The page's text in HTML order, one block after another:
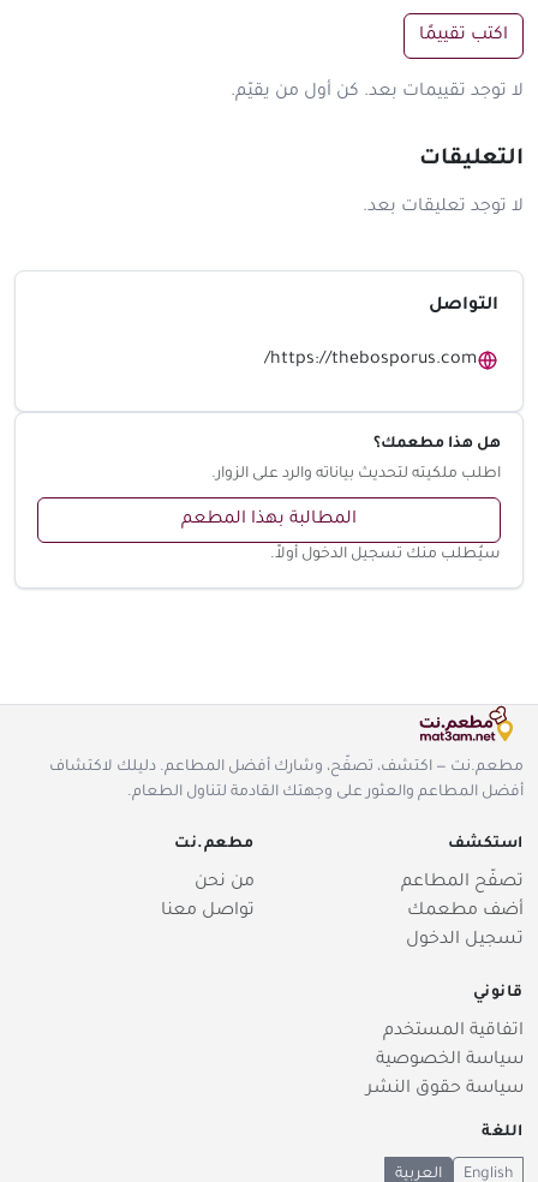
اكتب تقييمًا
لا توجد تقييمات بعد. كن أول من يقيّم.
التعليقات
لا توجد تعليقات بعد.
التواصل
https://thebosporus.com/
هل هذا مطعمك؟
اطلب ملكيته لتحديث بياناته والرد على الزوار.
المطالبة بهذا المطعم
سيُطلب منك تسجيل الدخول أولاً.
مطعم.نت — اكتشف، تصفّح، وشارك أفضل المطاعم. دليلك لاكتشاف
أفضل المطاعم والعثور على وجهتك القادمة لتناول الطعام.
استكشف
تصفّح المطاعم
أضف مطعمك
تسجيل الدخول
مطعم.نت
من نحن
تواصل معنا
قانوني
اتفاقية المستخدم
سياسة الخصوصية
سياسة حقوق النشر
اللغة
English العربية